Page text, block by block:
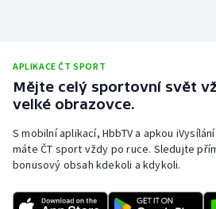
Ragby
Rychlobruslení
Rychlostní kanoistika
APLIKACE ČT SPORT
Mějte celý sportovní svět
velké obrazovce.
S mobilní aplikací, HbbTV a apkou
máte ČT sport vždy po ruce. Sledujte
bonusový obsah kdekoli a kdykoli.